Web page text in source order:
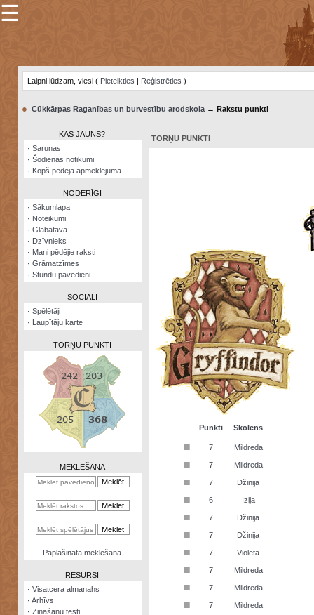
×
Šodienas
notikumi
Visatcera
almanahs
Arhīvs
Zināšanu
kalkulators
Nomētātās
☰
Laipni lūdzam, viesi ( Pieteikties | Reģistrēties )
● Cūkkārpas Raganības un burvestību arodskola → Rakstu punkti
KAS JAUNS?
·Sarunas
·Šodienas notikumi
· Kopš pēdējā apmeklējuma
NODERĪGI
·Sākumlapa
· Noteikumi
·Glabātava
· Dzīvnieks
· Mani pēdējie raksti
·Grāmatzīmes
·Stundu pavedieni
SOCIĀLI
·Spēlētāji
· Laupītāju karte
TORŅU PUNKTI
MEKLĒŠANA
Paplašinātā meklēšana
RESURSI
·Visatcera almanahs
·Arhīvs
·Zināšanu testi
TORŅU PUNKTI
Punkti Skolēns
■ 7 Mildreda
■ 7 Mildreda
■ 7 Džinija
■ 6 Izija
■ 7 Džinija
■ 7 Džinija
■ 7 Violeta
■ 7 Mildreda
■ 7 Mildreda
■ 7 Mildreda